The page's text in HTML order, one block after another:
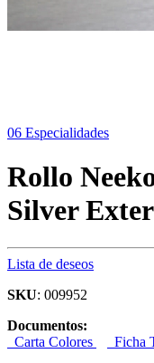
06 Especialidades
Rollo
Silver
Lista de deseos
SKU: 009952
Documentos:
Carta Colores
Ficha